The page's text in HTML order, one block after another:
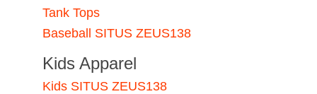
Tank Tops
Baseball SITUS ZEUS138
Kids Apparel
Kids SITUS ZEUS138